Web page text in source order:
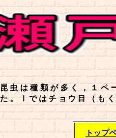
昆虫は種類が多く，１
た。Ⅰではチョウ目（も
トップ